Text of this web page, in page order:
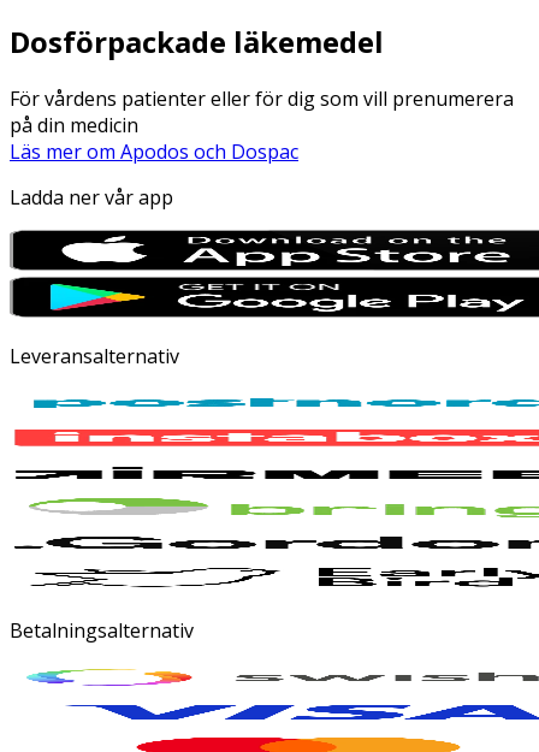
Dosförpackade läkemedel
För vårdens patienter eller för dig som vill prenumerera
på din medicin
Läs mer om Apodos och Dospac
Ladda ner vår app
Leveransalternativ
Betalningsalternativ